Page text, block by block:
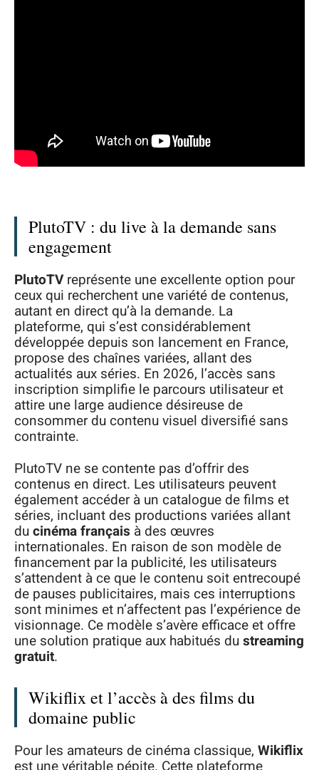
PlutoTV : du live à la demande sans
engagement
PlutoTVreprésente une excellente option pour
ceux qui recherchent une variété de contenus,
autant en direct qu’à la demande. La
plateforme, qui s’est considérablement
développée depuis son lancement en France,
propose des chaînes variées, allant des
actualités aux séries. En 2026, l’accès sans
inscription simplifie le parcours utilisateur et
attire une large audience désireuse de
consommer du contenu visuel diversifié sans
contrainte.
PlutoTV ne se contente pas d’offrir des
contenus en direct. Les utilisateurs peuvent
également accéder à un catalogue de films et
séries, incluant des productions variées allant
ducinéma français à des œuvres
internationales. En raison de son modèle de
financement par la publicité, les utilisateurs
s’attendent à ce que le contenu soit entrecoupé
de pauses publicitaires, mais ces interruptions
sont minimes et n’affectent pas l’expérience de
visionnage. Ce modèle s’avère efficace et offre
une solution pratique aux habitués dustreaming
gratuit.
Wikiflix et l’accès à des films du
domaine public
Pour les amateurs de cinéma classique, Wikiflix